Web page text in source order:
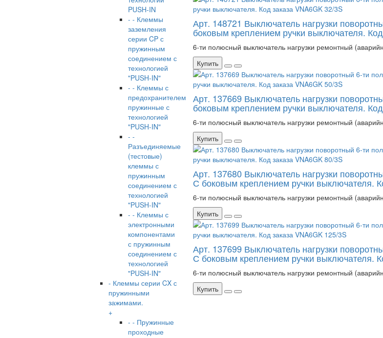
PUSH-IN
- - Клеммы
заземления
серии CP с
пружинным
соединением с
технологией
"PUSH-IN"
- - Клеммы с
предохранителем
пружинные с
технологией
"PUSH-IN"
- -
Разъединяемые
(тестовые)
клеммы с
пружинным
соединением с
технологией
"PUSH-IN"
- - Клеммы с
электронными
компонентами
с пружинным
соединением с
технологией
"PUSH-IN"
- Клеммы серии CX с
пружинными
зажимами.
+
- - Пружинные
проходные
Арт. 148721 Выключатель нагрузки
боковым креплением ручки выключателя.
6-ти полюсный выключатель нагрузки ремонтный
Купить
Арт. 137669 Выключатель нагрузки
боковым креплением ручки выключателя.
6-ти полюсный выключатель нагрузки ремонтный
Купить
Арт. 137680 Выключатель нагрузки
С боковым креплением ручки выключателя.
6-ти полюсный выключатель нагрузки ремонтный
Купить
Арт. 137699 Выключатель нагрузки
С боковым креплением ручки выключателя.
6-ти полюсный выключатель нагрузки ремонтный
Купить